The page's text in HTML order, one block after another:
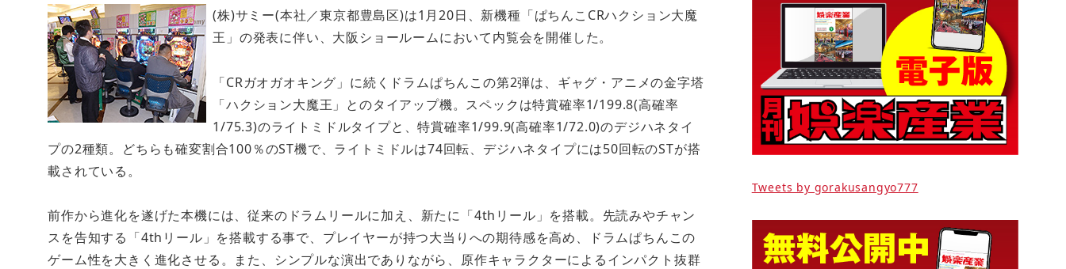
(株)サミー(本社／東京都豊島区)は1月20日、新機種「ぱちんこCRハクション大魔
王」の発表に伴い、大阪ショールームにおいて内覧会を開催した。
「CRガオガオキング」に続くドラムぱちんこの第2弾は、ギャグ・アニメの金字塔
「ハクション大魔王」とのタイアップ機。スペックは特賞確率1/199.8(高確率
1/75.3)のライトミドルタイプと、特賞確率1/99.9(高確率1/72.0)のデジハネタイ
プの2種類。どちらも確変割合100％のST機で、ライトミドルは74回転、デジハネタイプには50回転のSTが搭
載されている。
前作から進化を遂げた本機には、従来のドラムリールに加え、新たに「4thリール」を搭載。先読みやチャン
スを告知する「4thリール」を搭載する事で、プレイヤーが持つ大当りへの期待感を高め、ドラムぱちんこの
ゲーム性を大きく進化させる。また、シンプルな演出でありながら、原作キャラクターによるインパクト抜群
Tweets by gorakusangyo777